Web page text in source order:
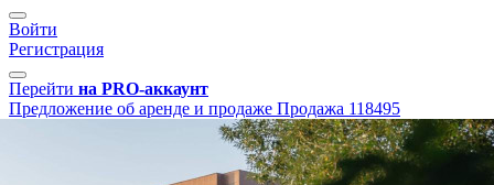
Войти
Регистрация
Перейти на PRO-аккаунт
Предложение об аренде и продаже Продажа 118495